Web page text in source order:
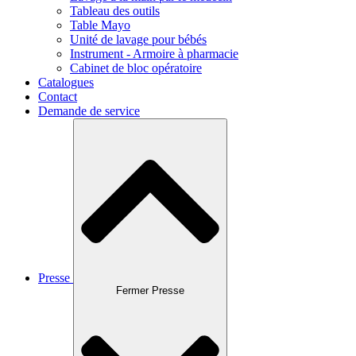
Tableau des outils
Table Mayo
Unité de lavage pour bébés
Instrument - Armoire à pharmacie
Cabinet de bloc opératoire
Catalogues
Contact
Demande de service
Presse
Fermer Presse